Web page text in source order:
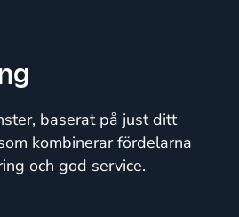
baserat på just ditt
kombinerar fördelarna
och god service.